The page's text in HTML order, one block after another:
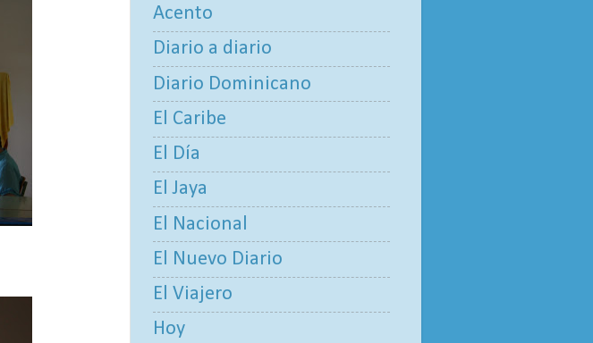
Acento
Diario a diario
Diario Dominicano
El Caribe
El Día
El Jaya
El Nacional
El Nuevo Diario
El Viajero
Hoy